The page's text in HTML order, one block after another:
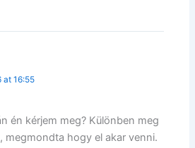
at 16:55
én kérjem meg? Különben meg
megmondta hogy el akar venni.